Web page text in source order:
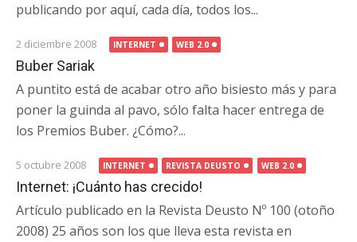
publicando por aquí, cada día, todos los...
2 diciembre 2008 INTERNET WEB 2.0
Buber Sariak
A puntito está de acabar otro año bisiesto más y para
poner la guinda al pavo, sólo falta hacer entrega de
los Premios Buber. ¿Cómo?...
5 octubre 2008 INTERNET REVISTA DEUSTO WEB 2.0
Internet: ¡Cuánto has crecido!
Artículo publicado en la Revista Deusto Nº 100 (otoño
2008) 25 años son los que lleva esta revista en